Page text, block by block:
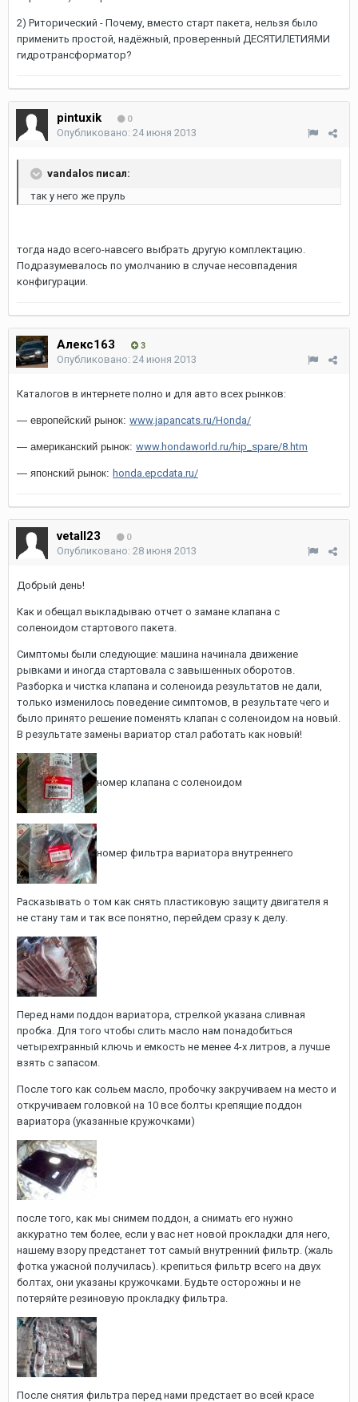
2) Риторический - Почему, вместо старт пакета, нельзя было
применить простой, надёжный, проверенный ДЕСЯТИЛЕТИЯМИ
гидротрансформатор?
pintuxik 0
Опубликовано: 24 июня 2013
vandalos писал:
так у него же пруль
тогда надо всего-навсего выбрать другую комплектацию.
Подразумевалось по умолчанию в случае несовпадения
конфигурации.
Алекс163 3
Опубликовано: 24 июня 2013
Каталогов в интернете полно и для авто всех рынков:
— европейский рынок: www.japancats.ru/Honda/
— американский рынок: www.hondaworld.ru/hip_spare/8.htm
— японский рынок: honda.epcdata.ru/
vetall23 0
Опубликовано: 28 июня 2013
Добрый день!
Как и обещал выкладываю отчет о замане клапана с
соленоидом стартового пакета.
Симптомы были следующие: машина начинала движение
рывками и иногда стартовала с завышенных оборотов.
Разборка и чистка клапана и соленоида результатов не дали,
только изменилось поведение симптомов, в результате чего и
было принято решение поменять клапан с соленоидом на новый.
В результате замены вариатор стал работать как новый!
номер клапана с соленоидом
номер фильтра вариатора внутреннего
Расказывать о том как снять пластиковую защиту двигателя я
не стану там и так все понятно, перейдем сразу к делу.
Перед нами поддон вариатора, стрелкой указана сливная
пробка. Для того чтобы слить масло нам понадобиться
четырехгранный ключь и емкость не менее 4-х литров, а лучше
взять с запасом.
После того как сольем масло, пробочку закручиваем на место и
откручиваем головкой на 10 все болты крепящие поддон
вариатора (указанные кружочками)
после того, как мы снимем поддон, а снимать его нужно
аккуратно тем более, если у вас нет новой прокладки для него,
нашему взору предстанет тот самый внутренний фильтр. (жаль
фотка ужасной получилась). крепиться фильтр всего на двух
болтах, они указаны кружочками. Будьте осторожны и не
потеряйте резиновую прокладку фильтра.
После снятия фильтра перед нами предстает во всей красе